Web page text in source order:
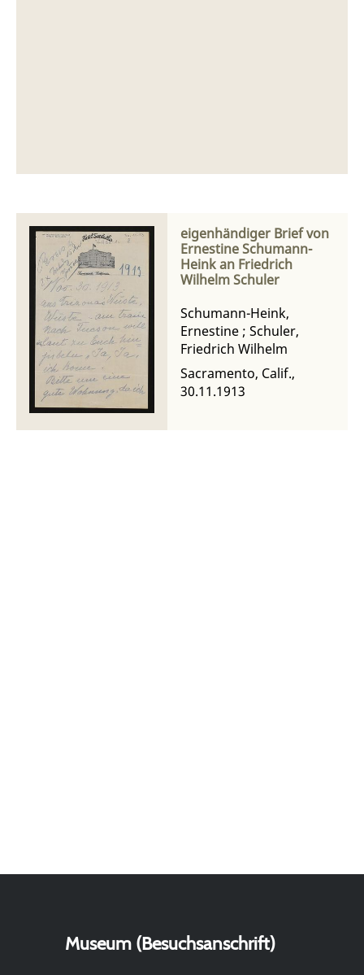
eigenhändiger Brief von
Ernestine Schumann-
Heink an Friedrich
Wilhelm Schuler
Schumann-Heink,
Ernestine ; Schuler,
Friedrich Wilhelm
Sacramento, Calif.,
30.11.1913
Museum (Besuchsanschrift)